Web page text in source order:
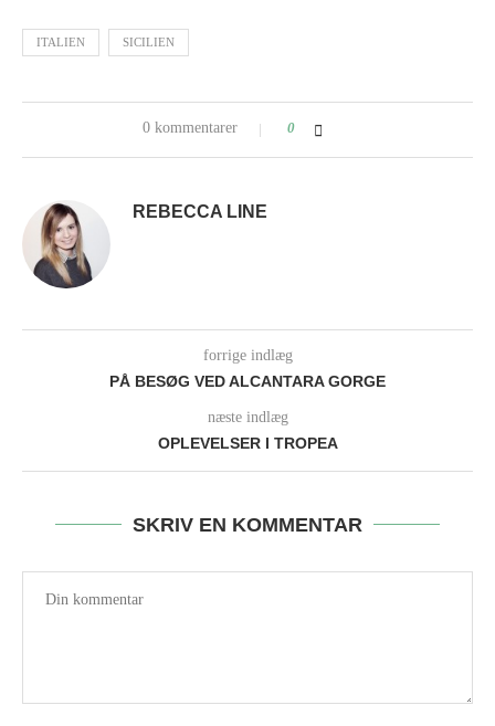
ITALIEN SICILIEN
0 kommentarer 0
REBECCA LINE
forrige indlæg
PÅ BESØG VED ALCANTARA GORGE
næste indlæg
OPLEVELSER I TROPEA
SKRIV EN KOMMENTAR